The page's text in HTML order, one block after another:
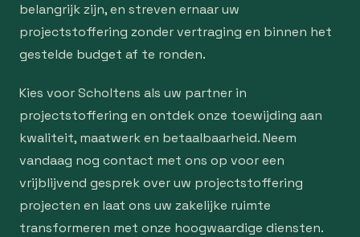
belangrijk zijn, en streven ernaar uw
projectstoffering zonder vertraging en binnen het
gestelde budget af te ronden.
Kies voor Scholtens als uw partner in
projectstoffering en ontdek onze toewijding aan
kwaliteit, maatwerk en betaalbaarheid. Neem
vandaag nog contact met ons op voor een
vrijblijvend gesprek over uw projectstoffering
projecten en laat ons uw zakelijke ruimte
transformeren met onze hoogwaardige diensten.